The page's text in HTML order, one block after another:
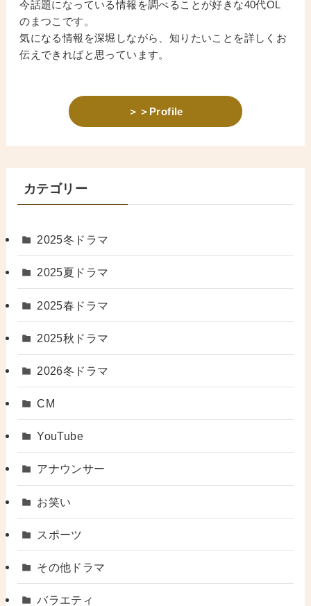
今話題になっている情報を調べることが好きな40代OL
のまつこです。
気になる情報を深堀しながら、知りたいことを詳しくお
伝えできればと思っています。
＞＞Profile
カテゴリー
2025冬ドラマ
2025夏ドラマ
2025春ドラマ
2025秋ドラマ
2026冬ドラマ
CM
YouTube
アナウンサー
お笑い
スポーツ
その他ドラマ
バラエティ